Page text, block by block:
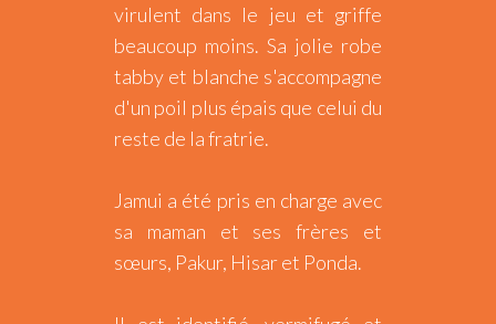
virulent dans le jeu et griffe
beaucoup moins. Sa jolie robe
tabby et blanche s'accompagne
d'un poil plus épais que celui du
reste de la fratrie.
Jamui a été pris en charge avec
sa maman et ses frères et
sœurs, Pakur, Hisar et Ponda.